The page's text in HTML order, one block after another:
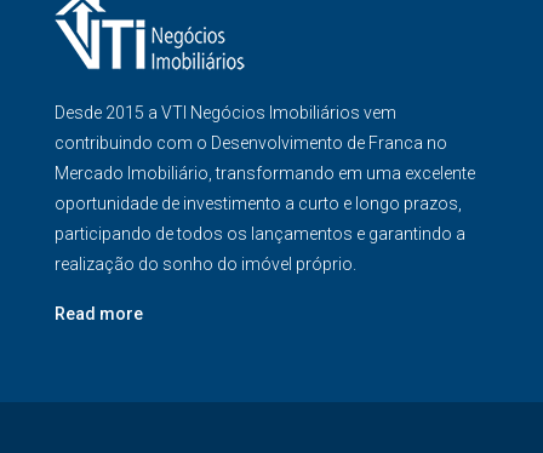
Desde 2015 a VTI Negócios Imobiliários vem
contribuindo com o Desenvolvimento de Franca no
Mercado Imobiliário, transformando em uma excelente
oportunidade de investimento a curto e longo prazos,
participando de todos os lançamentos e garantindo a
realização do sonho do imóvel próprio.
Read more